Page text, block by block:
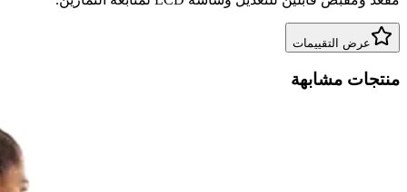
عرض التقييمات
منتجات مشابهة